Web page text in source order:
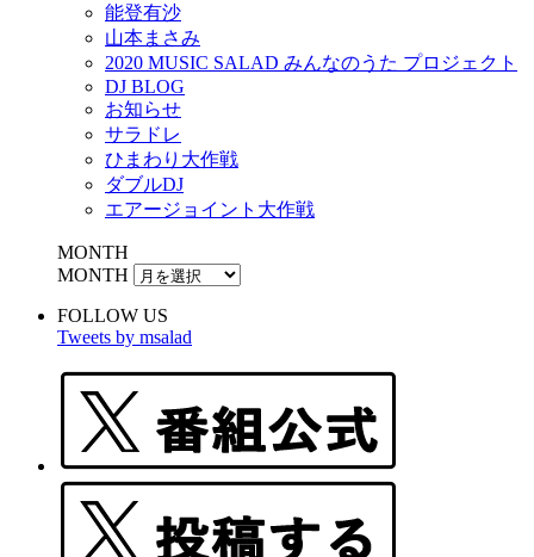
能登有沙
山本まさみ
2020 MUSIC SALAD みんなのうた プロジェクト
DJ BLOG
お知らせ
サラドレ
ひまわり大作戦
ダブルDJ
エアージョイント大作戦
MONTH
MONTH
FOLLOW US
Tweets by msalad